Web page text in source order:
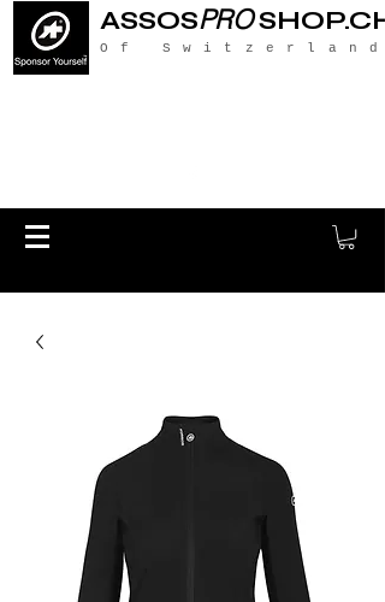
ASSOSPROSHOP.CH
Of Switzerland